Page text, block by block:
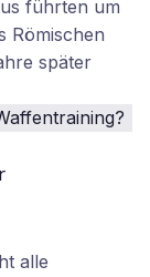
führten um
Römischen
später
alle